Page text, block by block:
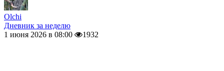
Olchi
Дневник за неделю
1 июня 2026 в 08:00
1932